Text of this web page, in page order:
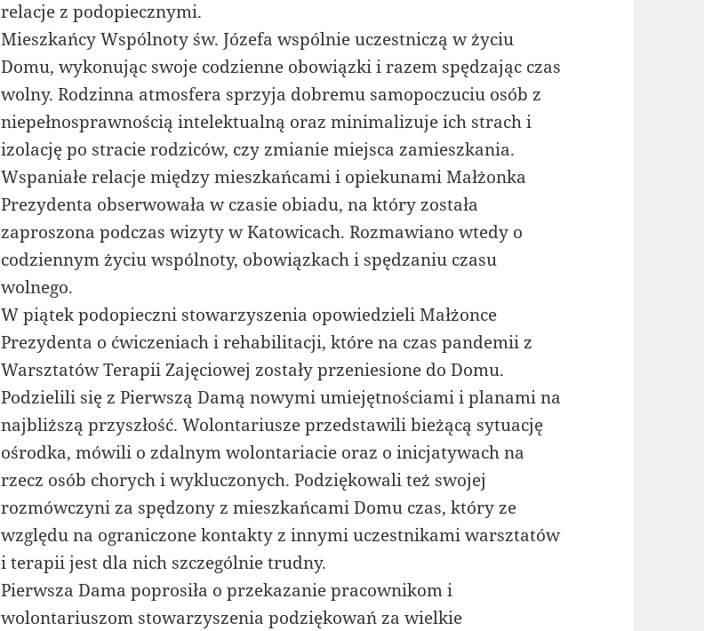
relacje z podopiecznymi.
Mieszkańcy Wspólnoty św. Józefa wspólnie uczestniczą w życiu
Domu, wykonując swoje codzienne obowiązki i razem spędzając czas
wolny. Rodzinna atmosfera sprzyja dobremu samopoczuciu osób z
niepełnosprawnością intelektualną oraz minimalizuje ich strach i
izolację po stracie rodziców, czy zmianie miejsca zamieszkania.
Wspaniałe relacje między mieszkańcami i opiekunami Małżonka
Prezydenta obserwowała w czasie obiadu, na który została
zaproszona podczas wizyty w Katowicach. Rozmawiano wtedy o
codziennym życiu wspólnoty, obowiązkach i spędzaniu czasu
wolnego.
W piątek podopieczni stowarzyszenia opowiedzieli Małżonce
Prezydenta o ćwiczeniach i rehabilitacji, które na czas pandemii z
Warsztatów Terapii Zajęciowej zostały przeniesione do Domu.
Podzielili się z Pierwszą Damą nowymi umiejętnościami i planami na
najbliższą przyszłość. Wolontariusze przedstawili bieżącą sytuację
ośrodka, mówili o zdalnym wolontariacie oraz o inicjatywach na
rzecz osób chorych i wykluczonych. Podziękowali też swojej
rozmówczyni za spędzony z mieszkańcami Domu czas, który ze
względu na ograniczone kontakty z innymi uczestnikami warsztatów
i terapii jest dla nich szczególnie trudny.
Pierwsza Dama poprosiła o przekazanie pracownikom i
wolontariuszom stowarzyszenia podziękowań za wielkie